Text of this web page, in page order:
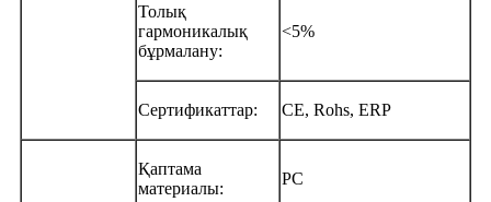
Толық
гармоникалық
бұрмалану:
<5%
Сертификаттар: CE, Rohs, ERP
Қаптама
материалы:
PC